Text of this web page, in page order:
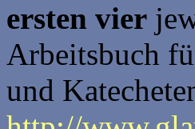
ersten vier
Arbeitsbuch
und